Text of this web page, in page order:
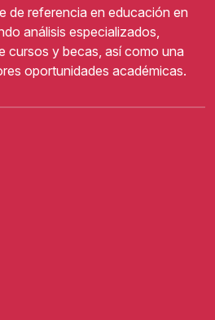
de referencia en educación en
análisis especializados,
cursos y becas, así como una
oportunidades académicas.